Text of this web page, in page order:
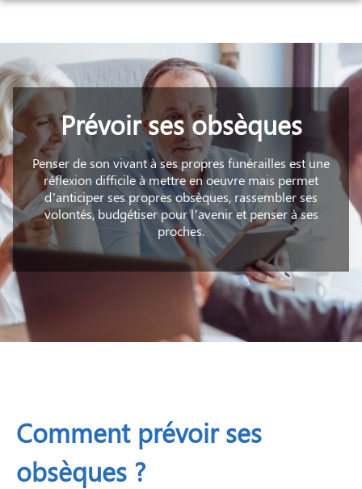
Aller
contenu
ORGANISER DES OBSÈQUES
PRÉVOIR SES OBSÈQUES
MONUMENTS FUNÉRAIRES
SERVICES AUX FAMILLES
NOS AGENCES
AGENCE DE RUOMS
AGENCE DE VALLON-PONT-D’ARC
NOS CHAMBRES FUNERAIRES
RUOMS
VALLON-PONT-D’ARC
ESPACES HOMMAGES
Prévoir ses obsèques
Penser de son vivant à ses propres funérailles est une
réflexion difficile à mettre en oeuvre mais permet
d’anticiper ses propres obsèques, rassembler ses
volontés, budgétiser pour l’avenir et penser à ses
proches.
Comment prévoir ses
obsèques ?